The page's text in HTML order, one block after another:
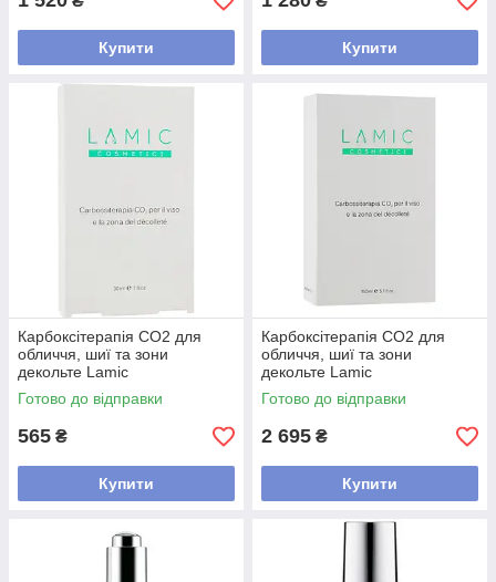
Купити Купити
Карбоксітерапія CO2 для
обличчя, шиї та зони
декольте Lamic
Carbossiterapia CO2, 30 мл
Готово до відправки
565 ₴
Купити
Карбоксітерапія CO2 для
обличчя, шиї та зони
декольте Lamic
Carbossiterapia CO2, 150 мл
Готово до відправки
2 695 ₴
Купити